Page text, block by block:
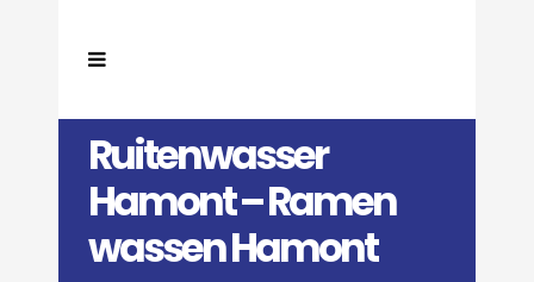
Ruitenwasser
Hamont – Ramen
wassen Hamont